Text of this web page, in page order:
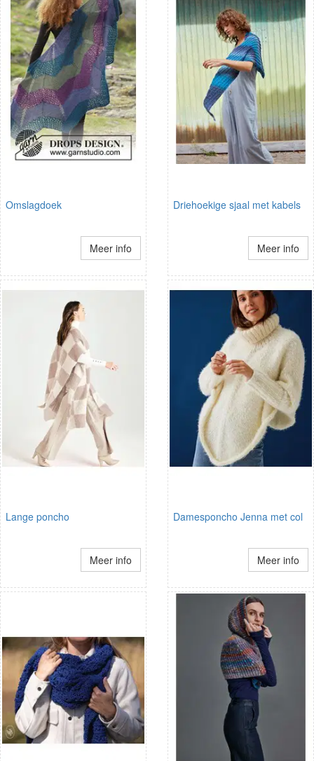
Omslagdoek
Meer info
Driehoekige sjaal met kabels
Meer info
Lange poncho
Meer info
Damesponcho Jenna met col
Meer info